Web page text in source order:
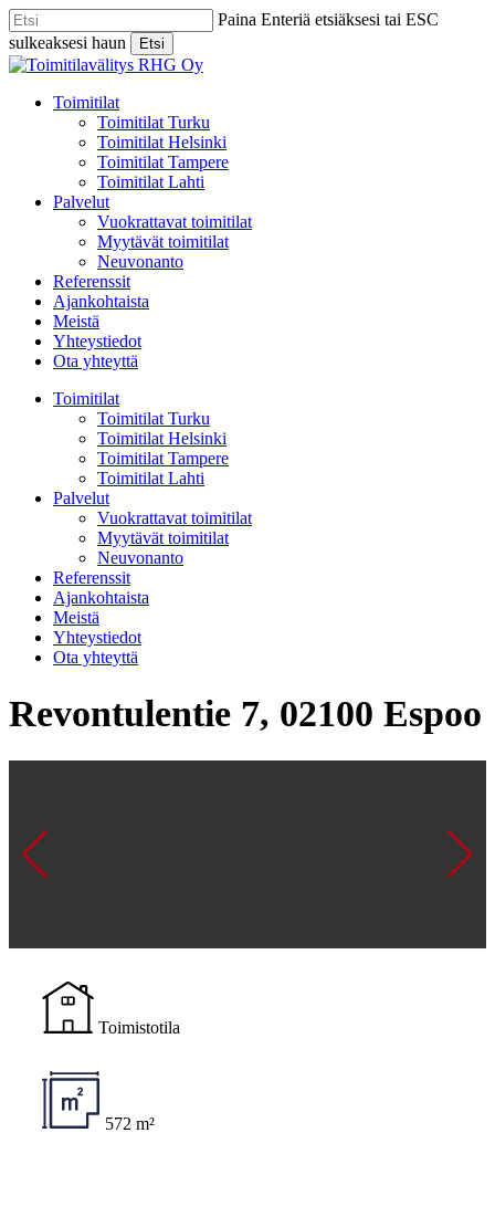
Skip
to
main
content
Paina Enteriä etsiäksesi tai ESC
sulkeaksesi haun
Etsi
Close
Menu
Toimitilat
Toimitilat Turku
Toimitilat Helsinki
Toimitilat Tampere
Toimitilat Lahti
Palvelut
Vuokrattavat toimitilat
Myytävät toimitilat
Neuvonanto
Referenssit
Ajankohtaista
Meistä
Yhteystiedot
Ota yhteyttä
Toimitilat
Toimitilat Turku
Toimitilat Helsinki
Toimitilat Tampere
Toimitilat Lahti
Palvelut
Vuokrattavat toimitilat
Myytävät toimitilat
Neuvonanto
Referenssit
Ajankohtaista
Meistä
Yhteystiedot
Ota yhteyttä
Revontulentie 7, 02100 Espoo
Toimistotila
572 m²